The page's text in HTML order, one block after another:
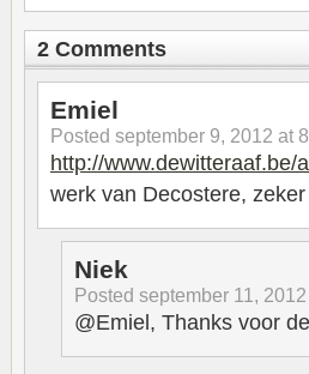
2 Comments
Emiel
Posted september 9, 2012 at
http://www.dewitteraaf.be/
werk van Decostere,
Niek
Posted september 11,
@Emiel, Thanks voor